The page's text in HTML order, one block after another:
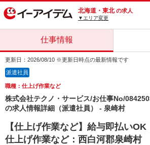
北海道・東北 の求人
▼エリア変更
仕事情報
更新日：2026/08/10 ※更新日時点の最新情報です
派遣社員
職種：仕上げ作業など
株式会社テクノ・サービス/お仕事No/
の求人情報詳細（派遣社員） - 泉崎村
【仕上げ作業など】給与即払いOK
仕上げ作業など：西白河郡泉崎村